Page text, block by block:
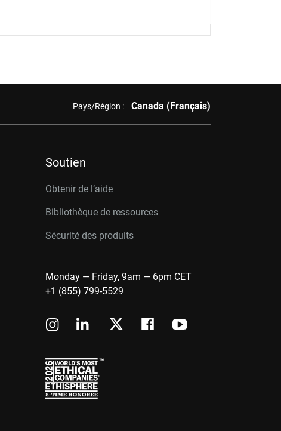
Pays/Région : Canada (Français)
Soutien
Obtenir de l’aide
Bibliothèque de ressources
Sécurité des produits
Monday — Friday, 9am — 6pm CET
+1 (855) 799-5529